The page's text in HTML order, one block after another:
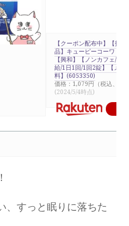
【クーポン配布中】【指
品】キューピーコーワ ヒ
【興和】【ノンカフェ/疲
給/1日1回/1回2錠】【メー
料】(6053350)
価格：1,079円（税込、送
(2024/5/4時点)
、すっと眠りに落ちた